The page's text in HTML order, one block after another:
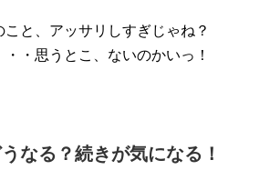
と、アッサリしすぎじゃね？
・思うとこ、ないのかいっ！
なる？続きが気になる！